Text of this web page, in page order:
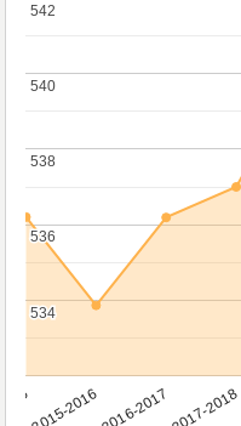
2015-20162016-20172017-2018
534
534
536
536
538
538
540
540
542
542